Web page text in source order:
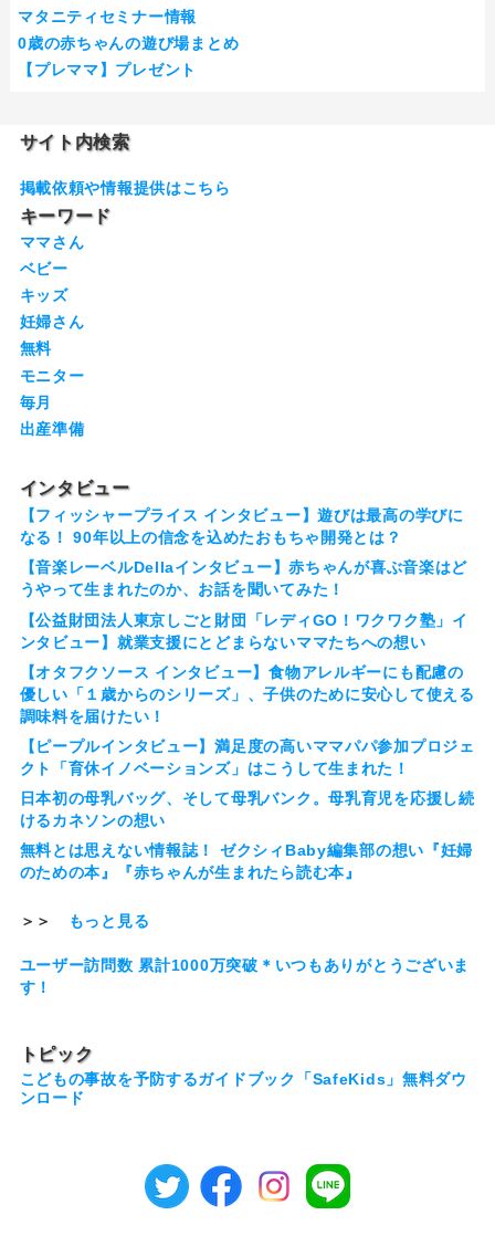
マタニティセミナー情報
0歳の赤ちゃんの遊び場まとめ
【プレママ】プレゼント
サイト内検索
掲載依頼や情報提供はこちら
キーワード
ママさん
ベビー
キッズ
妊婦さん
無料
モニター
毎月
出産準備
インタビュー
【フィッシャープライス インタビュー】遊びは最高の学びに
なる！ 90年以上の信念を込めたおもちゃ開発とは？
【音楽レーベルDellaインタビュー】赤ちゃんが喜ぶ音楽はど
うやって生まれたのか、お話を聞いてみた！
【公益財団法人東京しごと財団「レディGO！ワクワク塾」イ
ンタビュー】就業支援にとどまらないママたちへの想い
【オタフクソース インタビュー】食物アレルギーにも配慮の
優しい「１歳からのシリーズ」、子供のために安心して使える
調味料を届けたい！
【ピープルインタビュー】満足度の高いママパパ参加プロジェ
クト「育休イノベーションズ」はこうして生まれた！
日本初の母乳バッグ、そして母乳バンク。母乳育児を応援し続
けるカネソンの想い
無料とは思えない情報誌！ ゼクシィBaby編集部の想い『妊婦
のための本』『赤ちゃんが生まれたら読む本』
＞＞ もっと見る
ユーザー訪問数 累計1000万突破＊いつもありがとうございま
す！
トピック
こどもの事故を予防するガイドブック「SafeKids」無料ダウ
ンロード